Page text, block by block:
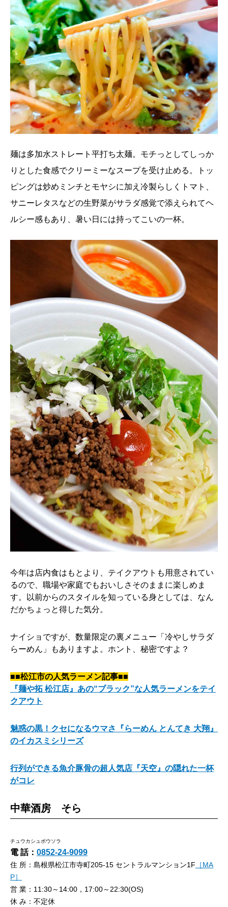
麺は多加水ストレート平打ち太麺。モチっとしてしっか
りとした食感でクリーミーなスープを受け止める。トッ
ピングは炒めミンチとモヤシに加え冷製らしくトマト、
サニーレタスなどの生野菜がサラダ感覚で添えられてヘ
ルシー感もあり、暑い日には持ってこいの一杯。
今年は店内食はもとより、テイクアウトも用意されてい
るので、職場や家庭でもおいしさそのままに楽しめま
す。以前からのスタイルを知っている身としては、なん
だかちょっと得した気分。
ナイショですが、数量限定の裏メニュー「冷やしサラダ
らーめん」もありますよ。ホント、秘密ですよ？
■■松江市の人気ラーメン記事■■
『麺や拓 松江店』あの“ブラック”な人気ラーメンをテイ
クアウト
魅惑の黒！クセになるウマさ『らーめん とんてき 大翔』
のイカスミシリーズ
行列ができる魚介豚骨の超人気店『天空』の隠れた一杯
がコレ
中華酒房 そら
チュウカシュボウソラ
電 話： 0852-24-9099
住 所：島根県松江市寺町205-15 セントラルマンション1F ［MA
P］
営 業：11:30～14:00，17:00～22:30(OS)
休 み：不定休